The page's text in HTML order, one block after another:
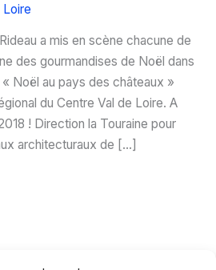
Loire
a mis en scène chacune de
des gourmandises de Noël dans
Noël au pays des châteaux »
du Centre Val de Loire. A
! Direction la Touraine pour
architecturaux de […]